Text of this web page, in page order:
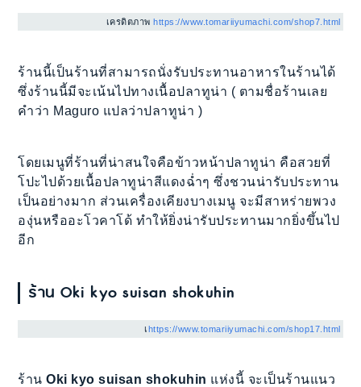
เครดิตภาพhttps://www.tomariiyumachi.com/shop7.html
ร้านนี้เป็นร้านที่สามารถนั่งรับประทานอาหารในร้านได้
ซึ่งร้านนี้มีจะเน้นไปทางเนื้อปลาทูน่า ( ตามชื่อร้านเลย
คำว่า Maguro แปลว่าปลาทูน่า )
โดยเมนูที่ร้านที่น่าสนใจคือข้าวหน้าปลาทูน่า คือสวยที่
โปะไปด้วยเนื้อปลาทูน่าสีแดงฉ่ำๆ ซึ่งชวนน่ารับประทาน
เป็นอย่างมาก ส่วนเครื่องเคียงบางเมนู จะมีสาหร่ายพวง
องุ่นหรืออะโวคาโด้ ทำให้ยิ่งน่ารับประทานมากยิ่งขึ้นไป
อีก
ร้าน Oki kyo suisan shokuhin
เhttps://www.tomariiyumachi.com/shop17.html
ร้านOki kyo suisan shokuhin แห่งนี้ จะเป็นร้านแนว